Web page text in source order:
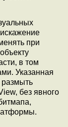
при
в том
Указанная
размыть
без явного